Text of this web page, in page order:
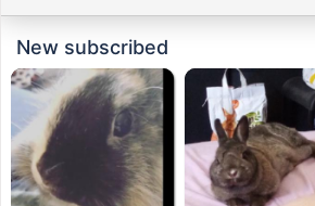
New subscribed